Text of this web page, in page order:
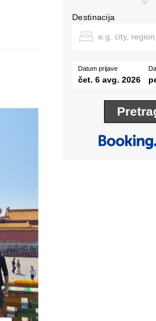
Destinacija
Datum prijave
čet. 6 avg. 2026